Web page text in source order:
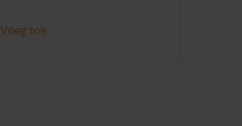
Voeg toe